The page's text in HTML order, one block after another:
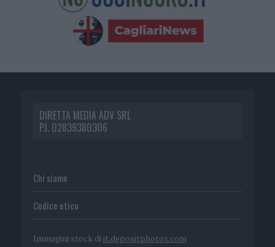
DIRETTA MEDIA ADV SRL
P.I. 02839380306
Chi siamo
Codice etico
Immagini stock di it.depositphotos.com